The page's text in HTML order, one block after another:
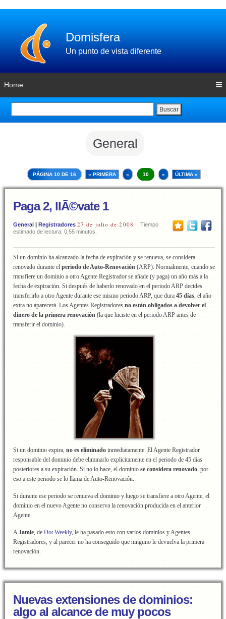
Domisfera
Un punto de vista diferente
Home
Buscar
General
PÁGINA 10 DE 16 « PRIMERA « 10 » ÚLTIMA »
Paga 2, llÃ©vate 1
General | Registradores 27 de julio de 2008
Tiempo
estimado de lectura: 0,55 minutos.
Si un dominio ha alcanzado la fecha de expiración y se renueva, se considera
renovado durante el periodo de Auto-Renovación (ARP). Normalmente, cuando se
transfiere un dominio a otro Agente Registrador se añade (y paga) un año más a la
fecha de expiración. Si después de haberlo renovado en el periodo ARP decides
transferirlo a otro Agente durante ese mismo periodo ARP, que dura 45 días, el año
extra no aparecerá. Los Agentes Registradores no están obligados a devolver el
dinero de la primera renovación (la que hiciste en el periodo ARP antes de
transferir el dominio).
Si un dominio expira, no es eliminado inmediatamente. El Agente Registrador
responsable del dominio debe eliminarlo explicitamente en el periodo de 45 días
posteriores a su expiración. Si no lo hace, el dominio se considera renovado, por
eso a este periodo se lo llama de Auto-Renovación.
Si durante ese periodo se renueva el dominio y luego se transfiere a otro Agente, el
dominio en el nuevo Agente no conserva la renovación producida en el anterior
Agente.
AJamie, de Dot Weekly, le ha pasado esto con varios dominios y Agentes
Registradores, y al parecer no ha conseguido que ninguno le devuelva la primera
renovación.
Nuevas extensiones de dominios:
algo al alcance de muy pocos